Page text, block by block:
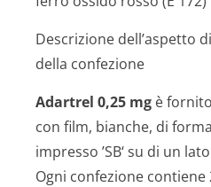
Descrizione dell’aspetto
della confezione
Adartrel 0,25 mg è
con film, bianche, di
impresso ’SB‘ su di un
Ogni confezione contiene